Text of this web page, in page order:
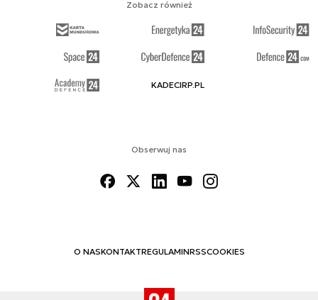
Obserwuj nas
O NASKONTAKTREGULAMINRSSCOOKIES
Zobacz również
KADECIRP.PL